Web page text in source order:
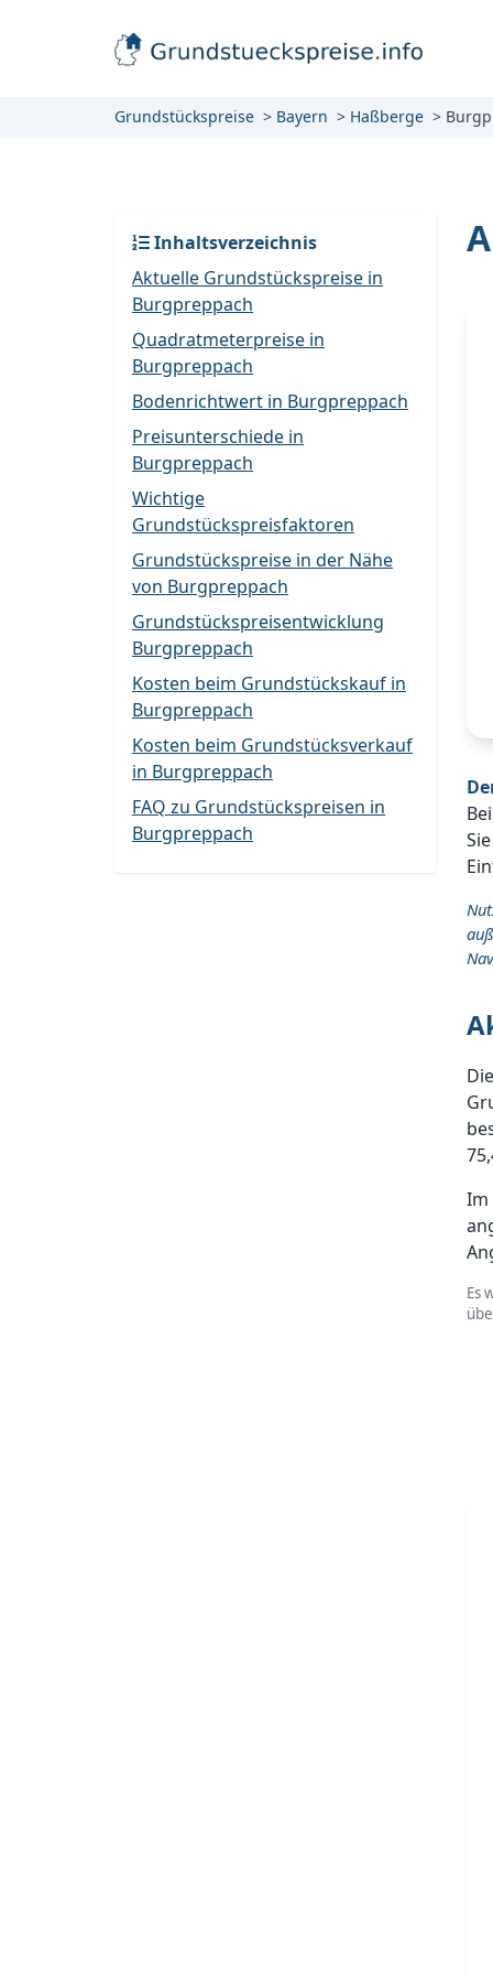
Grundstückspreise Bayern Haßberge
Inhaltsverzeichnis
Aktuelle Grundstückspreise in
Burgpreppach
Quadratmeterpreise in
Burgpreppach
Bodenrichtwert in Burgpreppach
Preisunterschiede in
Burgpreppach
Wichtige
Grundstückspreisfaktoren
Grundstückspreise in der Nähe
von Burgpreppach
Grundstückspreisentwicklung
Burgpreppach
Kosten beim Grundstückskauf in
Burgpreppach
Kosten beim Grundstücksverkauf
in Burgpreppach
FAQ zu Grundstückspreisen in
Burgpreppach
Im
Es